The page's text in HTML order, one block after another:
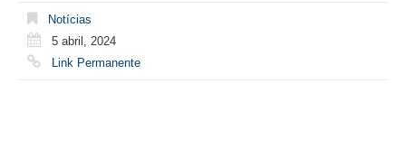
Notícias
5 abril, 2024
Link Permanente